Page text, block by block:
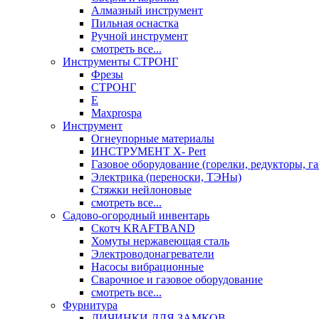
Алмазный инструмент
Пильная оснастка
Ручной инструмент
смотреть все...
Инструменты СТРОНГ
Фрезы
СТРОНГ
Е
Maxprospa
Инструмент
Огнеупорные материалы
ИНСТРУМЕНТ X- Pert
Газовое оборудование (горелки, редукторы,
Электрика (переноски, ТЭНы)
Стяжки нейлоновые
смотреть все...
Садово-огородный инвентарь
Скотч KRAFTBAND
Хомуты нержавеющая сталь
Электроводонагреватели
Насосы вибрационные
Сварочное и газовое оборудование
смотреть все...
Фурнитура